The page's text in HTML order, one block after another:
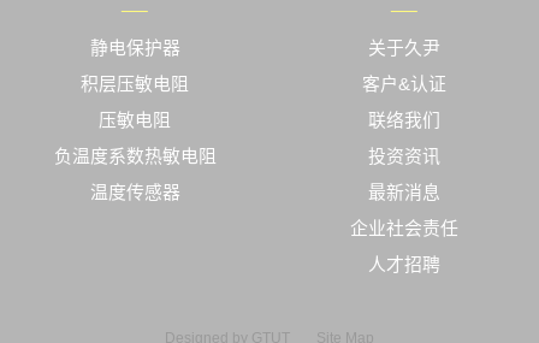
静电保护器
积层压敏电阻
压敏电阻
负温度系数热敏电阻
温度传感器
关于久尹
客户&认证
联络我们
投资资讯
最新消息
企业社会责任
人才招聘
Designed by GTUT Site Map